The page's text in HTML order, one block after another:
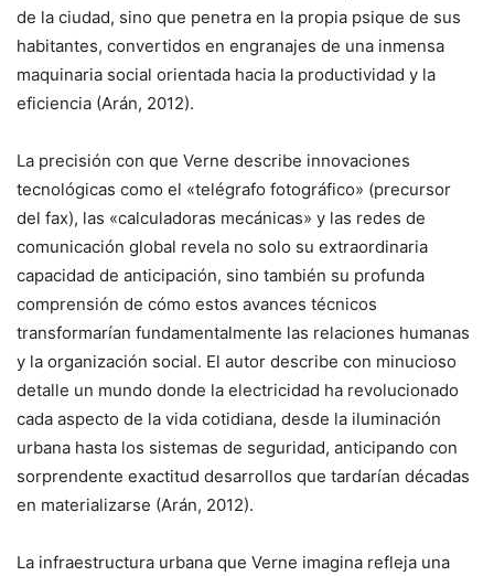
de la ciudad, sino que penetra en la propia psique de sus
habitantes, convertidos en engranajes de una inmensa
maquinaria social orientada hacia la productividad y la
eficiencia (Arán, 2012).
La precisión con que Verne describe innovaciones
tecnológicas como el «telégrafo fotográfico» (precursor
del fax), las «calculadoras mecánicas» y las redes de
comunicación global revela no solo su extraordinaria
capacidad de anticipación, sino también su profunda
comprensión de cómo estos avances técnicos
transformarían fundamentalmente las relaciones humanas
y la organización social. El autor describe con minucioso
detalle un mundo donde la electricidad ha revolucionado
cada aspecto de la vida cotidiana, desde la iluminación
urbana hasta los sistemas de seguridad, anticipando con
sorprendente exactitud desarrollos que tardarían décadas
en materializarse (Arán, 2012).
La infraestructura urbana que Verne imagina refleja una